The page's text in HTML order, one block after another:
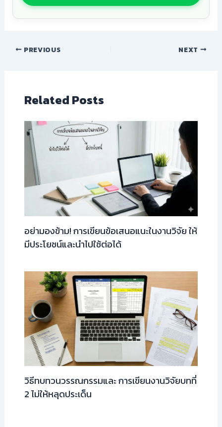
PREVIOUS NEXT
Related Posts
อย่ามองข้าม! การเขียนข้อเสนอแนะในงานวิจัย ให้
มีประโยชน์และนำไปใช้ต่อได้
วิธีทบทวนวรรณกรรมและ การเขียนงานวิจัยบทที่
2 ไม่ให้หลุดประเด็น